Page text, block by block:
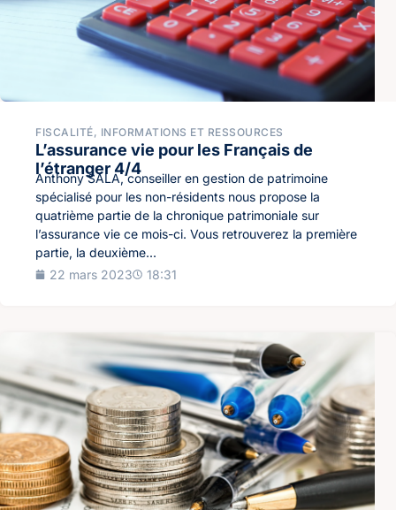
FISCALITÉ, INFORMATIONS ET RESSOURCES
L’assurance vie pour les Français de
l’étranger 4/4
Anthony SALA, conseiller en gestion de patrimoine
spécialisé pour les non-résidents nous propose la
quatrième partie de la chronique patrimoniale sur
l’assurance vie ce mois-ci. Vous retrouverez la première
partie, la deuxième...
22 mars 2023
18:31